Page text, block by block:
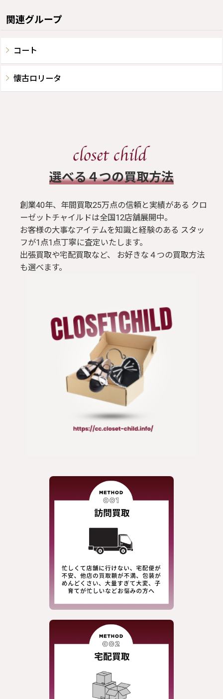
関連グループ
コート
懐古ロリータ
​選べる４つの買取方法
創業40年、年間買取25万点の信頼と実績がある クロ
ーゼットチャイルドは全国12店舗展開中。
お客様の大事なアイテムを知識と経験のある スタッ
フが1点1点丁寧に査定いたします。
出張買取や宅配買取など、 お好きな４つの買取方法
も選べます。